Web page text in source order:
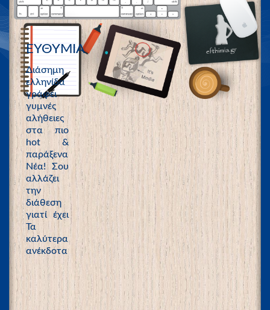
ΕΥΘΥΜΙΑ
Διάσημη
ελληνίδα
γράφει
γυμνές
αλήθειες
στα πιο
hot &
παράξενα
Νέα! Σου
αλλάζει
την
διάθεση
γιατί έχει
Τα
καλύτερα
ανέκδοτα